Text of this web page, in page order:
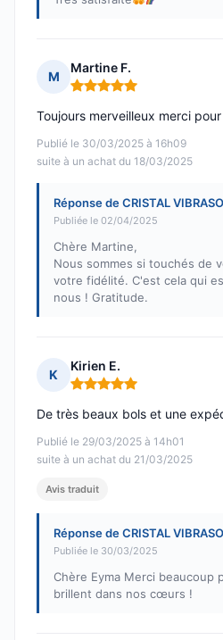
M
Martine F.
Note : 5 sur 5
Publié le 30/03/2025 à 16h09
suite à un achat du 18/03/2025
Toujours merveilleux merci
Réponse de CRISTAL
Publiée le 02/04/2025
Chère Martine,
Nous sommes si touchés de
votre fidélité. C'est cela qui
nous ! Gratitude.
K
Kirien E.
Note : 5 sur 5
Publié le 29/03/2025 à 14h01
suite à un achat du 21/03/2025
De très beaux bols et une
Avis traduit
Réponse de CRISTAL
Publiée le 30/03/2025
Chère Eyma Merci beaucoup
brillent dans nos cœurs !